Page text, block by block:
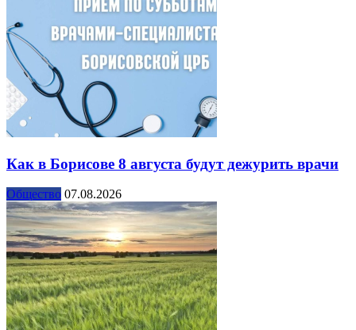
Как в Борисове 8 августа будут дежурить врачи
Общество 07.08.2026